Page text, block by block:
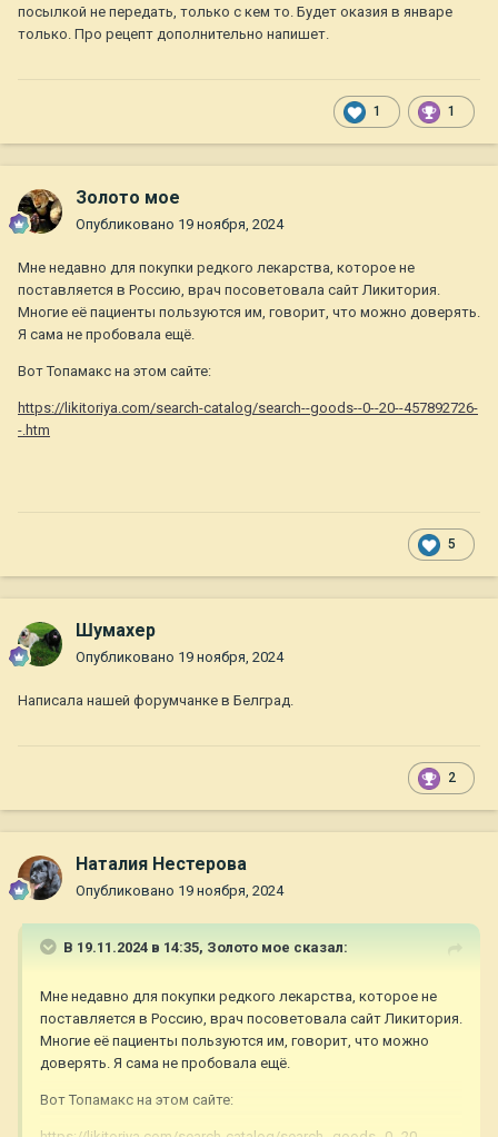
посылкой не передать, только с кем то. Будет оказия в январе
только. Про рецепт дополнительно напишет.
1 1
Золото мое
Опубликовано 19 ноября, 2024
Мне недавно для покупки редкого лекарства, которое не
поставляется в Россию, врач посоветовала сайт Ликитория.
Многие её пациенты пользуются им, говорит, что можно доверять.
Я сама не пробовала ещё.
Вот Топамакс на этом сайте:
https://likitoriya.com/search-catalog/search--goods--0--20--457892726-
-.htm
5
Шумахер
Опубликовано 19 ноября, 2024
Написала нашей форумчанке в Белград.
2
Наталия Нестерова
Опубликовано 19 ноября, 2024
В 19.11.2024 в 14:35, Золото мое сказал:
Мне недавно для покупки редкого лекарства, которое не
поставляется в Россию, врач посоветовала сайт Ликитория.
Многие её пациенты пользуются им, говорит, что можно
доверять. Я сама не пробовала ещё.
Вот Топамакс на этом сайте: